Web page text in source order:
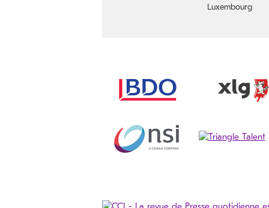
Luxembourg